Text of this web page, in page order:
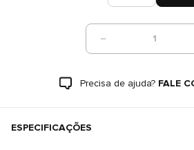
1
Precisa de ajuda? FALE
ESPECIFICAÇÕES